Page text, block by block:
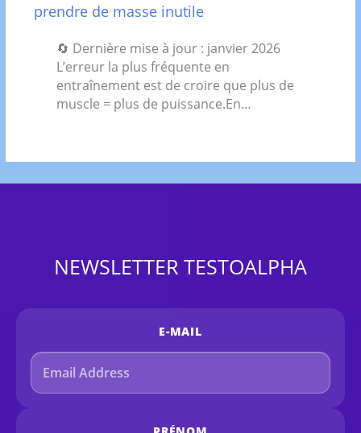
prendre de masse inutile
🔄 Dernière mise à jour : janvier 2026
L’erreur la plus fréquente en
entraînement est de croire que plus de
muscle = plus de puissance.En…
NEWSLETTER TESTOALPHA
E-MAIL